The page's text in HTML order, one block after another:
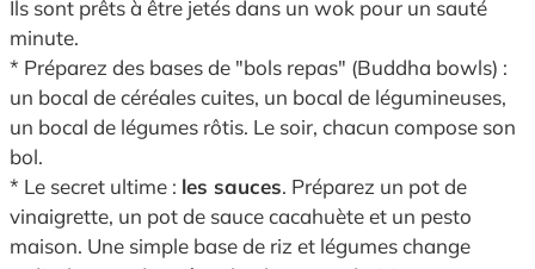
Ils sont prêts à être jetés dans un wok pour un sauté
minute.
* Préparez des bases de "bols repas" (Buddha bowls) :
un bocal de céréales cuites, un bocal de légumineuses,
un bocal de légumes rôtis. Le soir, chacun compose son
bol.
* Le secret ultime : les sauces. Préparez un pot de
vinaigrette, un pot de sauce cacahuète et un pesto
maison. Une simple base de riz et légumes change